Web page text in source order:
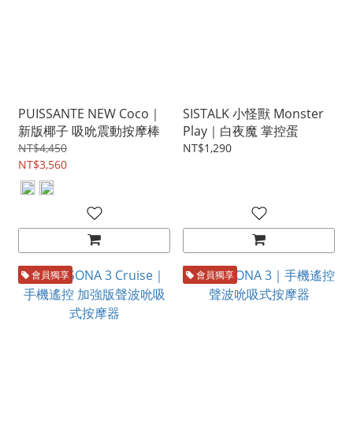
PUISSANTE NEW Coco｜
新版椰子 吸吮震動按摩棒
NT$4,450
NT$3,560
SISTALK 小怪獸 Monster
Play｜白夜魔 掌控蛋
NT$1,290
會員獨享 會員獨享